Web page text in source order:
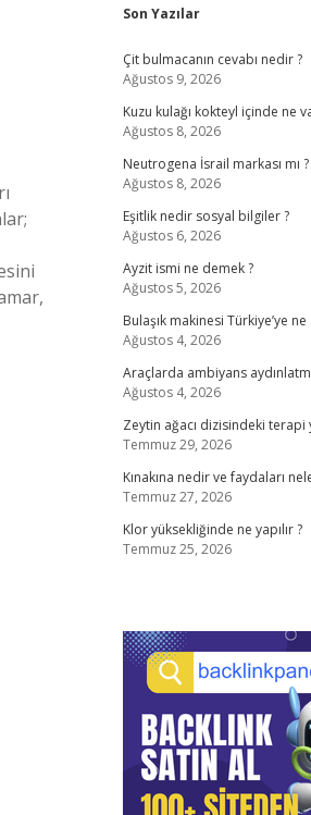
Sidebar
Son Yazılar
Çit bulmacanın cevabı nedir ?
Ağustos 9, 2026
Kuzu kulağı kokteyl içinde ne
Ağustos 8, 2026
Neutrogena İsrail markası mı ?
Ağustos 8, 2026
Eşitlik nedir sosyal bilgiler ?
Ağustos 6, 2026
Ayzit ismi ne demek ?
Ağustos 5, 2026
Bulaşık makinesi Türkiye’ye
Ağustos 4, 2026
Araçlarda ambiyans
Ağustos 4, 2026
Zeytin ağacı dizisindeki
Temmuz 29, 2026
Kınakına nedir ve faydaları
Temmuz 27, 2026
Klor yüksekliğinde ne yapılır ?
Temmuz 25, 2026